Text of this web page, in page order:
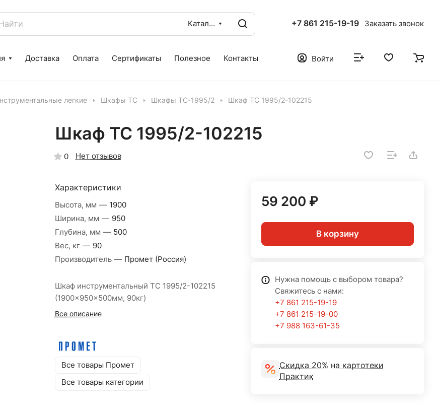
Каталог +7 861 215-19-19 Заказать звонок
Доставка Оплата Сертификаты Полезное Контакты Войти
легкие Шкафы ТС Шкафы ТС-1995/2 Шкаф ТС 1995/2-102215
Шкаф ТС 1995/2-102215
0 Нет отзывов
Характеристики
Высота, мм — 1900
Ширина, мм — 950
Глубина, мм — 500
Вес, кг — 90
Производитель — Промет (Россия)
Шкаф инструментальный ТС 1995/2-102215
(1900x950x500мм, 90кг)
Все описание
Все товары Промет
Все товары категории
59 200 ₽
В корзину
Нужна помощь с выбором товара?
Свяжитесь с нами:
+7 861 215-19-19
+7 861 215-19-00
+7 988 163-61-35
Скидка 20% на картотеки
Практик